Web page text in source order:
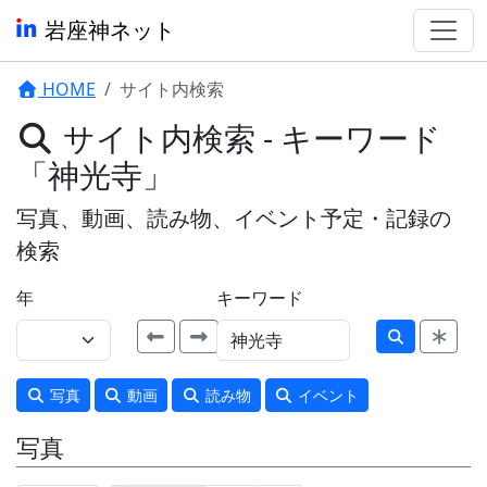
岩座神ネット
HOME サイト内検索
サイト内検索 - キーワード
「神光寺」
写真、動画、読み物、イベント予定・記録の
検索
年 キーワード
写真 動画 読み物 イベント
写真